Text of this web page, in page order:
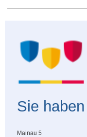
Sie
Mainau 5